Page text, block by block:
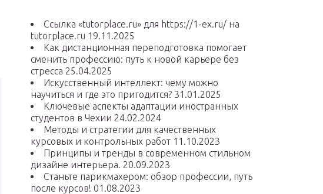
Ссылка «tutorplace.ru» для https://1-ex.ru/ на
tutorplace.ru 19.11.2025
Как дистанционная переподготовка помогает
сменить профессию: путь к новой карьере без
стресса 25.04.2025
Искусственный интеллект: чему можно
научиться и где это пригодится? 31.01.2025
Ключевые аспекты адаптации иностранных
студентов в Чехии 24.02.2024
Методы и стратегии для качественных
курсовых и контрольных работ 11.10.2023
Принципы и тренды в современном стильном
дизайне интерьера. 20.09.2023
Станьте парикмахером: обзор профессии, путь
после курсов! 01.08.2023